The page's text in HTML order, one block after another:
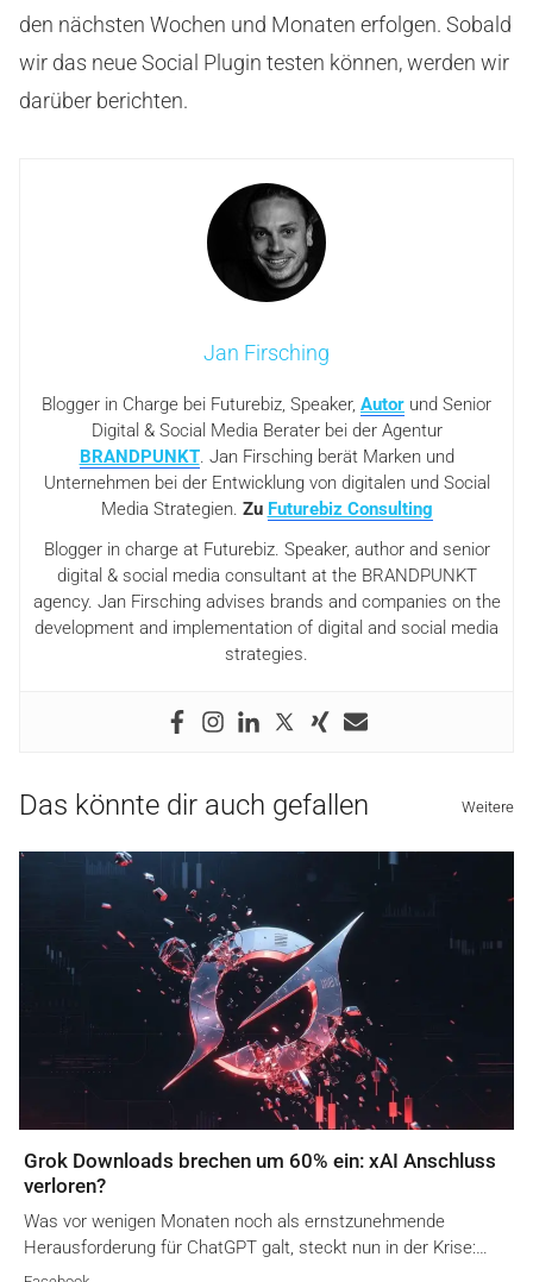
den nächsten Wochen und Monaten erfolgen. Sobald
wir das neue Social Plugin testen können, werden wir
darüber berichten.
Jan Firsching
Blogger in Charge bei Futurebiz, Speaker, Autor und Senior
Digital & Social Media Berater bei der Agentur
BRANDPUNKT. Jan Firsching berät Marken und
Unternehmen bei der Entwicklung von digitalen und Social
Media Strategien. Zu Futurebiz Consulting
Blogger in charge at Futurebiz. Speaker, author and senior
digital & social media consultant at the BRANDPUNKT
agency. Jan Firsching advises brands and companies on the
development and implementation of digital and social media
strategies.
Das könnte dir auch gefallen Weitere
Grok Downloads brechen um 60% ein: xAI Anschluss
verloren?
Was vor wenigen Monaten noch als ernstzunehmende
Herausforderung für ChatGPT galt, steckt nun in der Krise:…